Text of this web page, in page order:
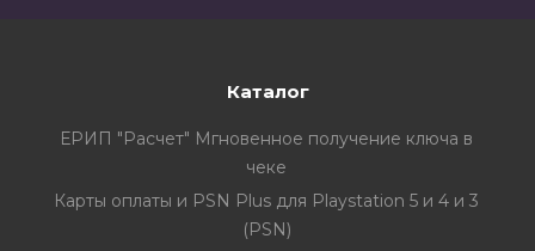
Каталог
ЕРИП "Расчет" Мгновенное получение ключа в
чеке
Карты оплаты и PSN Plus для Playstation 5 и 4 и 3
(PSN)